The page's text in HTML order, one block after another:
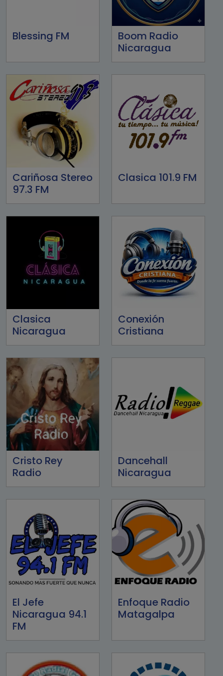
Blessing FM
Boom Radio
Nicaragua
Cariñosa Stereo
97.3 FM
Clasica 101.9 FM
Clasica
Nicaragua
Conexión
Cristiana
Cristo Rey
Radio
Dancehall
Nicaragua
El Jefe
Nicaragua 94.1
FM
Enfoque Radio
Matagalpa